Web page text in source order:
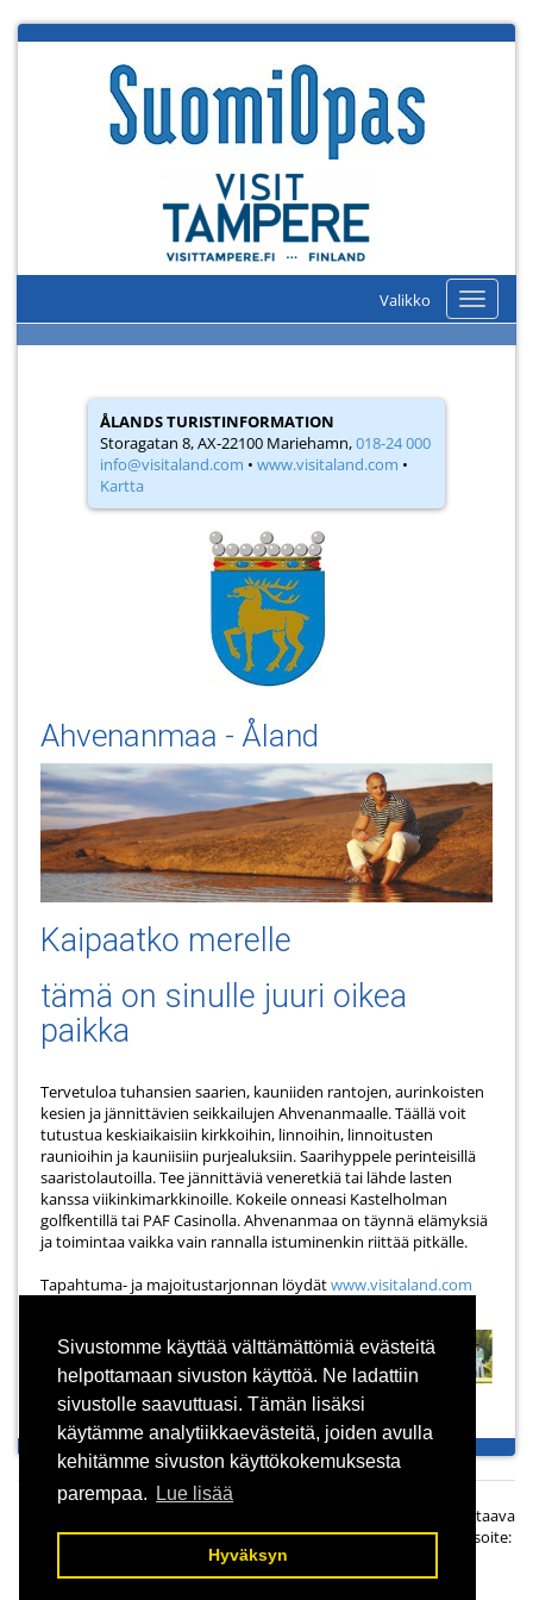
Sivustomme käyttää välttämättömiä evästeitä
helpottamaan sivuston käyttöä. Ne ladattiin
sivustolle saavuttuasi. Tämän lisäksi
käytämme analytiikkaevästeitä, joiden avulla
kehitämme sivuston käyttökokemuksesta
parempaa.
Lue lisää
Hyväksyn
Valikko Valikko
ÅLANDS TURISTINFORMATION
Storagatan 8, AX-22100 Mariehamn,018-24 000
info@visitaland.com • www.visitaland.com •
Kartta
Ahvenanmaa - Åland
Kaipaatko merelle
tämä on sinulle juuri oikea
paikka
Tervetuloa tuhansien saarien, kauniiden rantojen, aurinkoisten
kesien ja jännittävien seikkailujen Ahvenanmaalle. Täällä voit
tutustua keskiaikaisiin kirkkoihin, linnoihin, linnoitusten
raunioihin ja kauniisiin purjealuksiin. Saarihyppele perinteisillä
saaristolautoilla. Tee jännittäviä veneretkiä tai lähde lasten
kanssa viikinkimarkkinoille. Kokeile onneasi Kastelholman
golfkentillä tai PAF Casinolla. Ahvenanmaa on täynnä elämyksiä
ja toimintaa vaikka vain rannalla istuminenkin riittää pitkälle.
Tapahtuma- ja majoitustarjonnan löydätwww.visitaland.com
© Panorama Finland Oy, Simolankatu 2 A 5, 33270 Tampere. Vastaava
päätoimittaja Taisto Ahjoharju, Puh:0400 550 370| Sähköpostiosoite:
opas@suomiopas.fi